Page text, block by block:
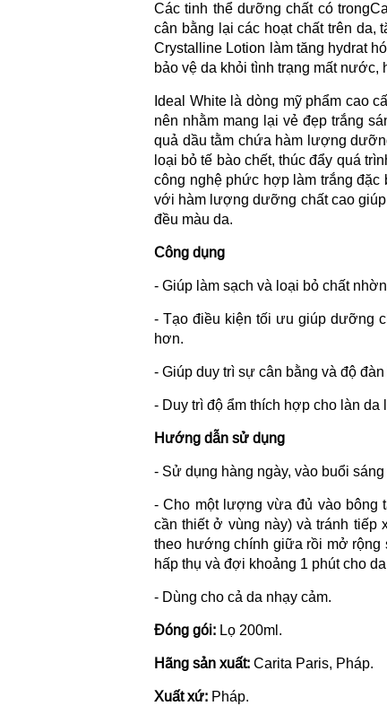
Các tinh thể dưỡng chất có
cân bằng lại các hoạt chất trên da,
Crystalline Lotion làm tăng hydrat
bảo vệ da khỏi tình trạng mất
Ideal White là dòng mỹ phẩm cao
nên nhằm mang lại vẻ đẹp trắng
quả dầu tằm chứa hàm lượng
loại bỏ tế bào chết, thúc đẩy quá
công nghệ phức hợp làm trắng đặc
với hàm lượng dưỡng chất cao
đều màu da.
Công dụng
- Giúp làm sạch và loại bỏ chất
- Tạo điều kiện tối ưu giúp dưỡng
hơn.
- Giúp duy trì sự cân bằng và độ
- Duy trì độ ẩm thích hợp cho làn da
Hướng dẫn sử dụng
- Sử dụng hàng ngày, vào buổi
- Cho một lượng vừa đủ vào bông
cần thiết ở vùng này) và tránh tiếp
theo hướng chính giữa rồi mở rộng
hấp thụ và đợi khoảng 1 phút cho
- Dùng cho cả da nhạy cảm.
Đóng gói: Lọ 200ml.
Hãng sản xuất: Carita Paris, Pháp.
Xuất xứ: Pháp.